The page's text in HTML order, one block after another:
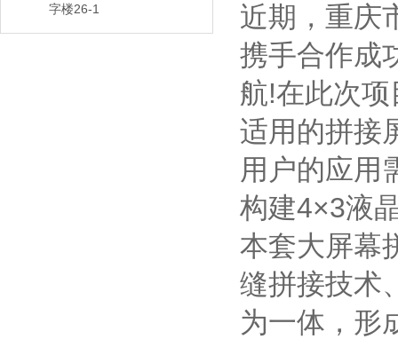
字楼26-1
近期，重庆
携手合作成
航!在此次
适用的拼接
用户的应用
构建4×3液
本套大屏幕
缝拼接技术
为一体，形